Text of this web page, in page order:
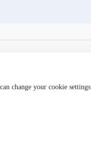
change your cookie settings